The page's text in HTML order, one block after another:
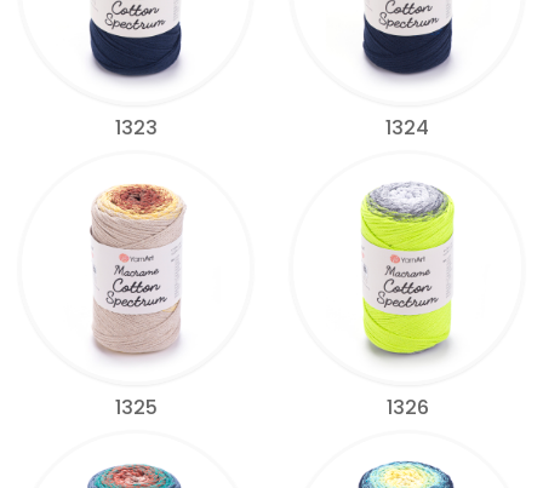
1323 1324
1325 1326